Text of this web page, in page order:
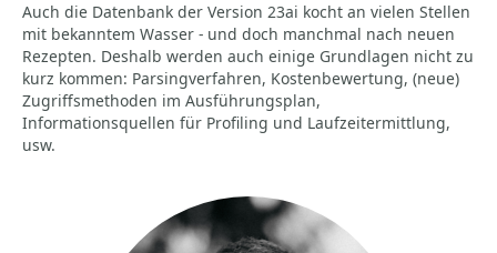
Auch die Datenbank der Version 23ai kocht an vielen Stellen
mit bekanntem Wasser - und doch manchmal nach neuen
Rezepten. Deshalb werden auch einige Grundlagen nicht zu
kurz kommen: Parsingverfahren, Kostenbewertung, (neue)
Zugriffsmethoden im Ausführungsplan,
Informationsquellen für Profiling und Laufzeitermittlung,
usw.